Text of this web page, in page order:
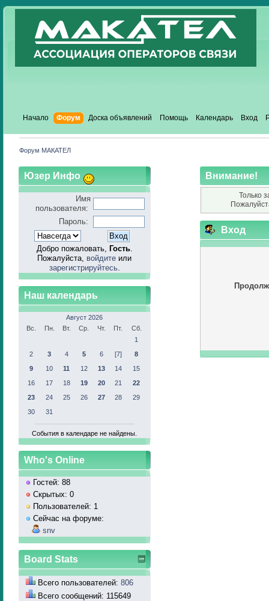
Начало Форум Доска объявлений Помощь Календарь Вход
Форум МАКАТЕЛ
Юзер Инфо
Имя
пользователя:
Пароль:
Добро пожаловать, Гость.
Пожалуйста, войдите или
зарегистрируйтесь.
Наш календарь
Август 2026
Вс.
Пн. Вт. Ср. Чт. Пт.
Сб.
1
2
3 4 5 6 [7]
8
9
10 11 12 13 14
15
16
17 18 19 20 21
22
23
24 25 26 27 28
29
30
31
События в календаре не найдены.
Who's Online
Гостей: 88
Скрытых: 0
Пользователей: 1
Сейчас на форуме:
snv
Board Stats
Всего пользователей: 806
Всего сообщений: 115649
Внимание!
Только
Вход